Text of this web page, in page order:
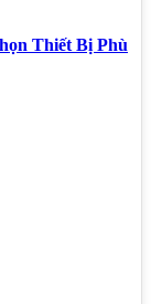
Thiết Bị Phù